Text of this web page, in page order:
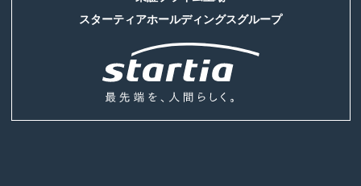
スターティアホールディングスグループ